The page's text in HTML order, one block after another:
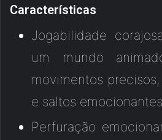
Características
Jogabilidade
um mundo
movimentos
e saltos emocionantes.
Perfuração